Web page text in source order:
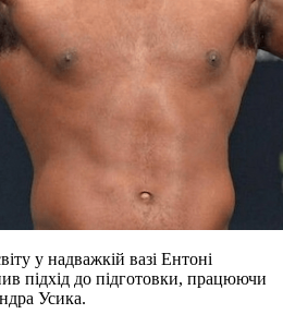
у надважкій вазі Ентоні
підхід до підготовки, працюючи
Усика.